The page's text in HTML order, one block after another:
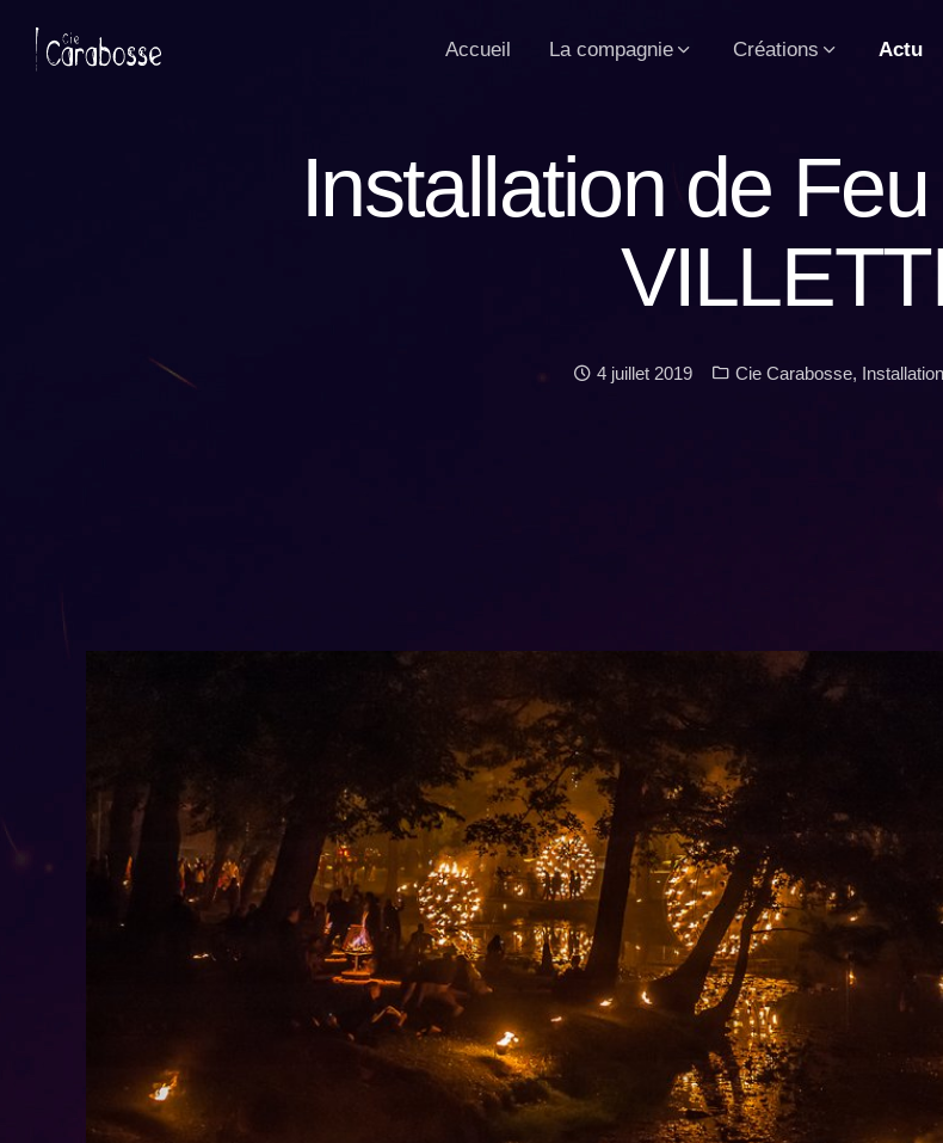
Accueil La compagnie Créations Actu
Installation de
Date :
4 juillet 2019 Catégories :
Cie Carabosse,